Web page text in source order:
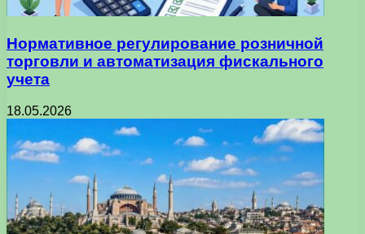
Нормативное регулирование розничной
торговли и автоматизация фискального
учета
18.05.2026